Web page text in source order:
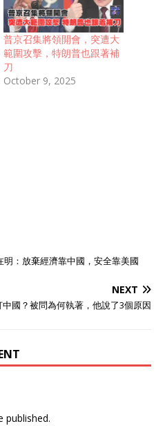
普京召集將領開會，突遭大
範圍攻擊，特朗普也跟著補
刀
October 9, 2025
：放棄經濟靠中國，安全靠美國
NEXT
國？被問為何執著，他說了3個原因
published.